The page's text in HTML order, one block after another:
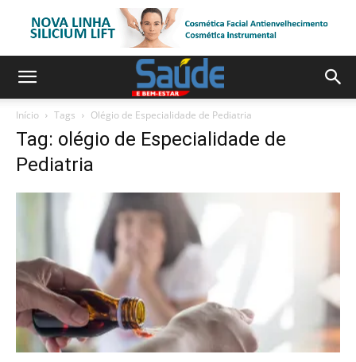
Início Tags Olégio de Especialidade de Pediatria
Tag: olégio de Especialidade de
Pediatria